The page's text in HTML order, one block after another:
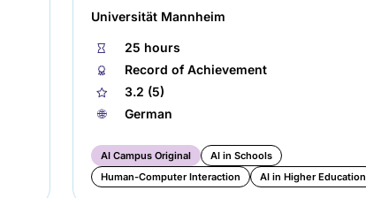
Universität Mannheim
⏱
25 hours
🏅︎
Record of Achievement
★
3.2 (5)
🌐︎
German
AI Campus Original
AI in Schools
Human-Computer Interaction
AI in Higher Education